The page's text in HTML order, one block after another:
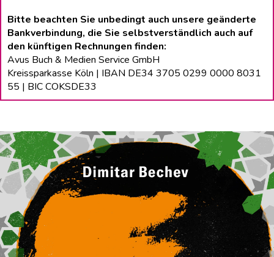
Bitte beachten Sie unbedingt auch unsere geänderte
Bankverbindung, die Sie selbstverständlich auch auf
den künftigen Rechnungen finden:
Avus Buch & Medien Service GmbH
Kreissparkasse Köln | IBAN DE34 3705 0299 0000 8031
55 | BIC COKSDE33